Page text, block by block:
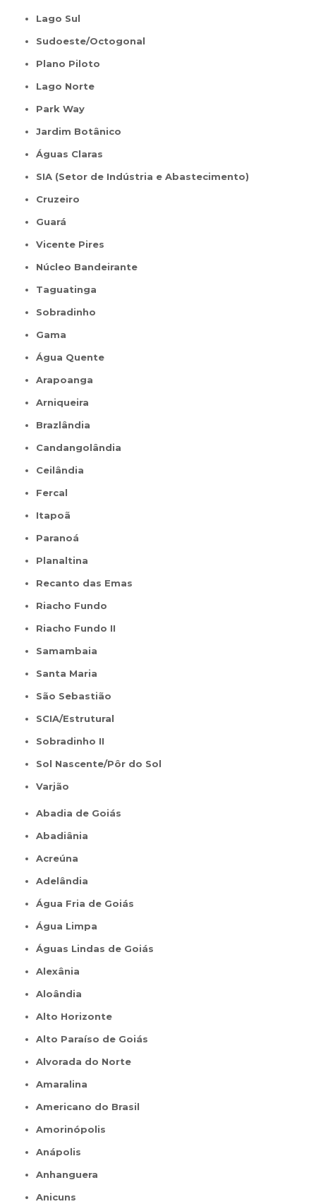
Lago Sul
Sudoeste/Octogonal
Plano Piloto
Lago Norte
Park Way
Jardim Botânico
Águas Claras
SIA (Setor de Indústria e Abastecimento)
Cruzeiro
Guará
Vicente Pires
Núcleo Bandeirante
Taguatinga
Sobradinho
Gama
Água Quente
Arapoanga
Arniqueira
Brazlândia
Candangolândia
Ceilândia
Fercal
Itapoã
Paranoá
Planaltina
Recanto das Emas
Riacho Fundo
Riacho Fundo II
Samambaia
Santa Maria
São Sebastião
SCIA/Estrutural
Sobradinho II
Sol Nascente/Pôr do Sol
Varjão
Abadia de Goiás
Abadiânia
Acreúna
Adelândia
Água Fria de Goiás
Água Limpa
Águas Lindas de Goiás
Alexânia
Aloândia
Alto Horizonte
Alto Paraíso de Goiás
Alvorada do Norte
Amaralina
Americano do Brasil
Amorinópolis
Anápolis
Anhanguera
Anicuns